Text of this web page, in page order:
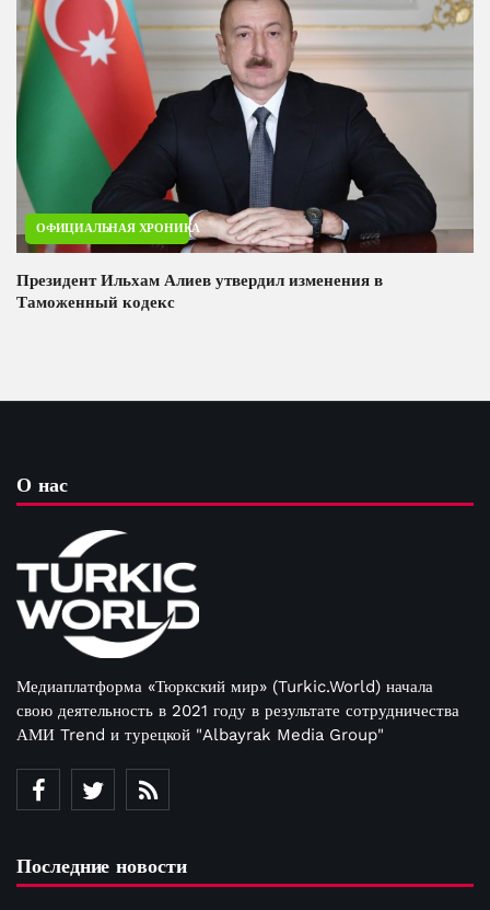
ОФИЦИАЛЬНАЯ ХРОНИКА
Президент Ильхам Алиев утвердил изменения в
Таможенный кодекс
О нас
Медиаплатформа «Тюркский мир» (Turkic.World) начала
свою деятельность в 2021 году в результате сотрудничества
АМИ Trend и турецкой "Albayrak Media Group"
Последние новости